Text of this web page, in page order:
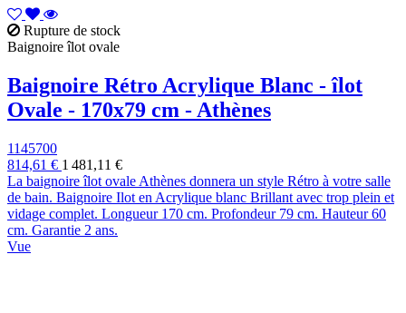
Rupture de stock
Baignoire îlot ovale
Baignoire Rétro Acrylique Blanc - îlot
Ovale - 170x79 cm - Athènes
1145700
814,61 € 1 481,11 €
La baignoire îlot ovale Athènes donnera un style Rétro à votre salle
de bain. Baignoire Ilot en Acrylique blanc Brillant avec trop plein et
vidage complet. Longueur 170 cm. Profondeur 79 cm. Hauteur 60
cm. Garantie 2 ans.
Vue